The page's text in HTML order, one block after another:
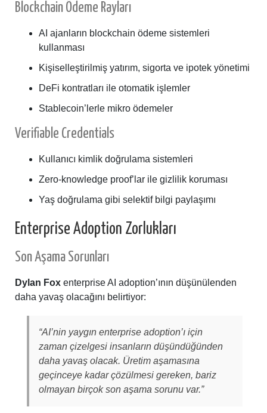
Blockchain Ödeme Rayları
AI ajanların blockchain ödeme sistemleri
kullanması
Kişiselleştirilmiş yatırım, sigorta ve ipotek yönetimi
DeFi kontratları ile otomatik işlemler
Stablecoin’lerle mikro ödemeler
Verifiable Credentials
Kullanıcı kimlik doğrulama sistemleri
Zero-knowledge proof’lar ile gizlilik koruması
Yaş doğrulama gibi selektif bilgi paylaşımı
Enterprise Adoption Zorlukları
Son Aşama Sorunları
Dylan Fox enterprise AI adoption’ının düşünülenden
daha yavaş olacağını belirtiyor:
“AI’nin yaygın enterprise adoption’ı için
zaman çizelgesi insanların düşündüğünden
daha yavaş olacak. Üretim aşamasına
geçinceye kadar çözülmesi gereken, bariz
olmayan birçok son aşama sorunu var.”